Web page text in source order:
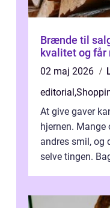
Brænde til
kvalitet og får
02 maj 2026
editorial ,
At give gaver
hjernen. Mange
andres smil, og
selve tingen.